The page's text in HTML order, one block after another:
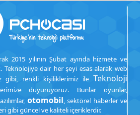
2015 yılının Şubat ayında hizmete ve
Teknolojiye dair her şeyi esas alarak web
gibi, renkli kişiliklerimiz ile Teknoloji
duyuruyoruz. Bunlar oyunlar,
otomobil, sektörel haberler ve
gibi güncel ve kaliteli içeriklerdir.